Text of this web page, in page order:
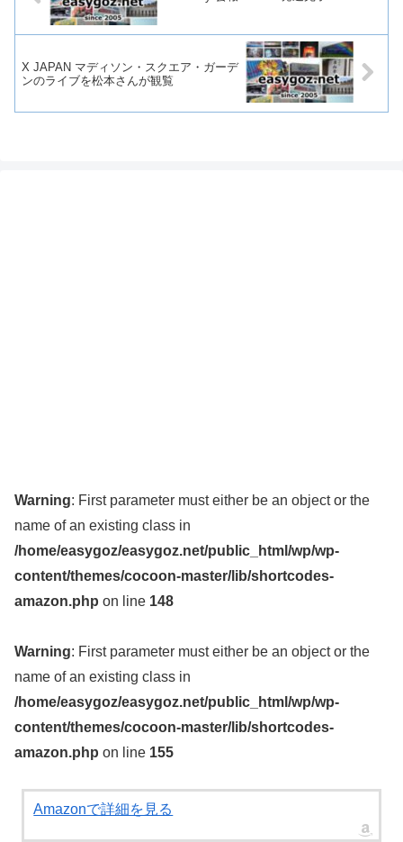
X JAPAN マディソン・スクエア・ガーデ
ンのライブを松本さんが観覧
Warning: First parameter must either be an object or the
name of an existing class in
/home/easygoz/easygoz.net/public_html/wp/wp-
content/themes/cocoon-master/lib/shortcodes-
amazon.php on line 148
Warning: First parameter must either be an object or the
name of an existing class in
/home/easygoz/easygoz.net/public_html/wp/wp-
content/themes/cocoon-master/lib/shortcodes-
amazon.php on line 155
Amazonで詳細を見る